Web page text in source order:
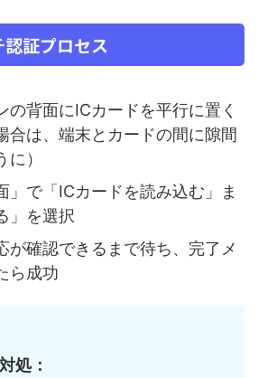
証プロセス
の背面にICカードを平行に置く
合は、端末とカードの間に隙間
）
」で「ICカードを読み込む」ま
」を選択
が確認できるまで待ち、完了メ
ら成功
処：